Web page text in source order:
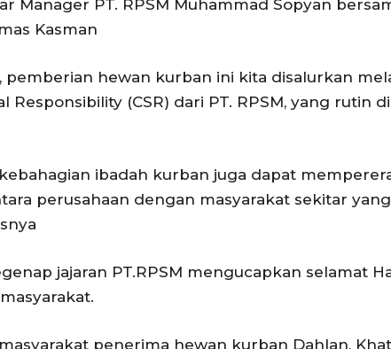
Manager PT. RPSM Muhammad Sopyan
Kasman
pemberian hewan kurban ini kita disalurkan
Responsibility (CSR) dari PT. RPSM, yang rutin
ibadah kurban juga dapat
perusahaan dengan masyarakat sekitar
jajaran PT.RPSM mengucapkan selamat
penerima hewan kurban Dahlan,